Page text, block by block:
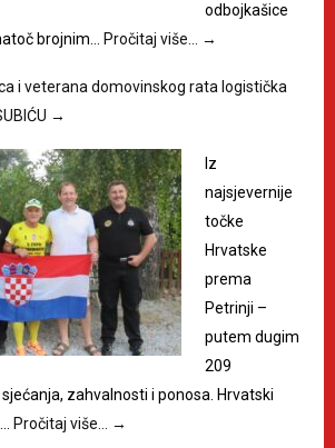
odbojkašice
brojnim…
Pročitaj više… →
i veterana domovinskog rata logistička
→
Iz
najsjevernije
točke
Hrvatske
prema
Petrinji –
putem dugim
209
zahvalnosti i ponosa. Hrvatski
Pročitaj više… →